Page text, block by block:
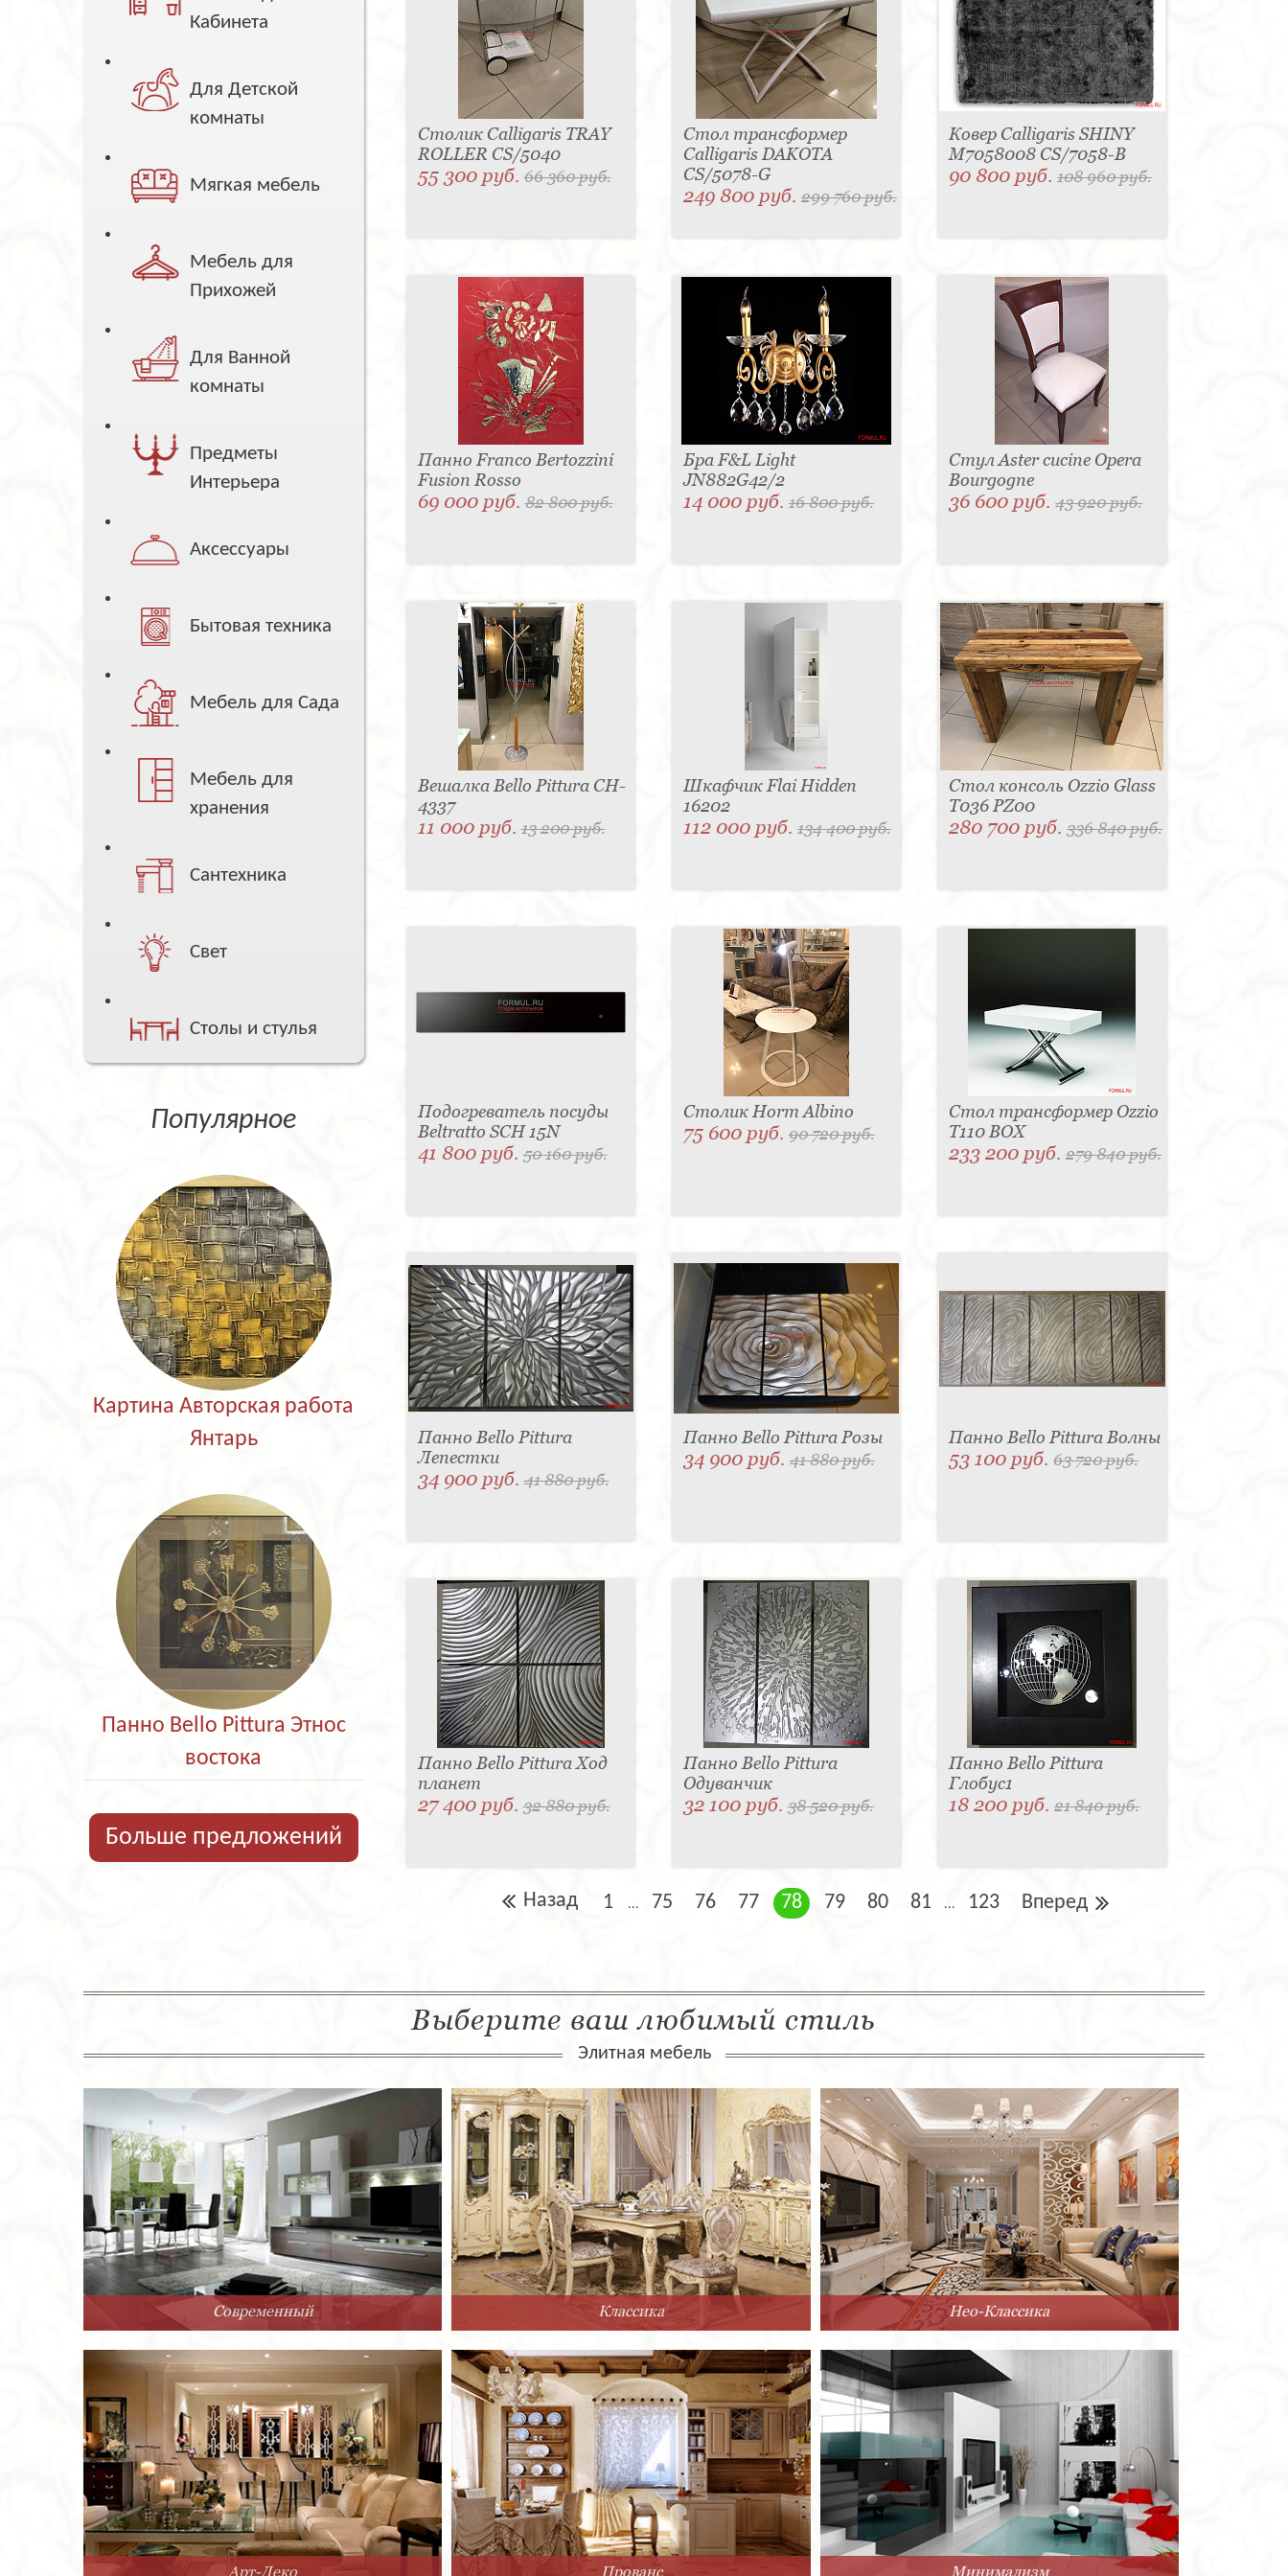
Кабинета
Для Детской
комнаты
Мягкая мебель
Мебель для
Прихожей
Для Ванной
комнаты
Предметы
Интерьера
Аксессуары
Бытовая техника
Мебель для Сада
Мебель для
хранения
Сантехника
Свет
Столы и стулья
Популярное
Картина Авторская работа
Янтарь
Панно Bello Pittura Этнос
востока
Больше предложений
Столик Calligaris TRAY
ROLLER CS/5040
55 300 руб.66 360 руб.
Стол трансформер
Calligaris DAKOTA
CS/5078-G
249 800 руб. 299 760 руб.
Ковер Calligaris SHINY
M7058008 CS/7058-B
90 800 руб.108 960 руб.
Панно Franco Bertozzini
Fusion Rosso
69 000 руб.82 800 руб.
Бра F&L Light
JN882G42/2
14 000 руб. 16 800 руб.
Стул Aster cucine Opera
Bourgogne
36 600 руб.43 920 руб.
Вешалка Bello Pittura CH-
4337
11 000 руб.13 200 руб.
Шкафчик Flai Hidden
16202
112 000 руб. 134 400 руб.
Стол консоль Ozzio Glass
T036 PZ00
280 700 руб.336 840 руб.
Подогреватель посуды
Beltratto SCH 15N
41 800 руб.50 160 руб.
Столик Horm Albino
75 600 руб. 90 720 руб.
Стол трансформер Ozzio
T110 BOX
233 200 руб.279 840 руб.
Панно Bello Pittura
Лепестки
34 900 руб.41 880 руб.
Панно Bello Pittura Розы
34 900 руб. 41 880 руб.
Панно Bello Pittura Волны
53 100 руб.63 720 руб.
Панно Bello Pittura Ход
планет
27 400 руб.32 880 руб.
Панно Bello Pittura
Одуванчик
32 100 руб. 38 520 руб.
Панно Bello Pittura
Глобус1
18 200 руб.21 840 руб.
Назад 1 ... 75 76 77 78 79 80 81 ... 123 Вперед
Выберите ваш любимый стиль
Элитная мебель
Современный Классика Нео-Классика
Арт-Деко Прованс Минимализм